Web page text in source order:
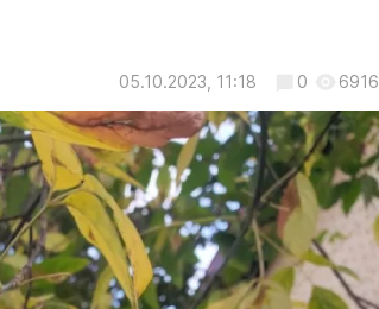
05.10.2023, 11:18 0 6916